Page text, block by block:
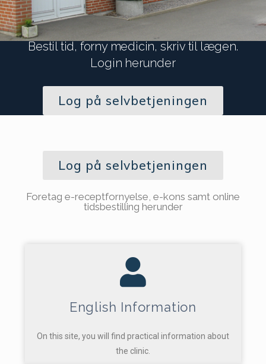
Bestil tid, forny medicin, skriv til lægen.
Login herunder
Log på selvbetjeningen
Log på selvbetjeningen
Foretag e-receptfornyelse, e-kons samt online
tidsbestilling herunder
English Information
On this site, you will find practical information about
the clinic.